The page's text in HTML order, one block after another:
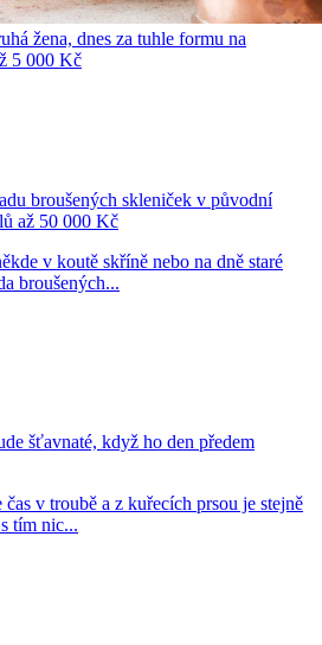
žena, dnes za tuhle formu na
5 000 Kč
broušených skleniček v původní
až 50 000 Kč
v koutě skříně nebo na dně staré
broušených...
šťavnaté, když ho den předem
v troubě a z kuřecích prsou je stejně
tím nic...